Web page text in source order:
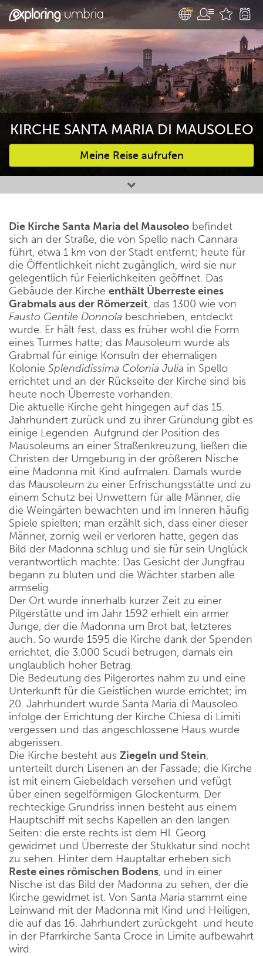
KIRCHE SANTA MARIA DI MAUSOLEO
Meine Reise aufrufen
Bevorzugte Aktivitäten
Die Kirche Santa Maria del Mausoleo befindet
sich an der Straße, die von Spello nach Cannara
führt, etwa 1 km von der Stadt entfernt; heute für
die Öffentlichkeit nicht zugänglich, wird sie nur
gelegentlich für Feierlichkeiten geöffnet. Das
Gebäude der Kirche enthält Überreste eines
Grabmals aus der Römerzeit, das 1300 wie von
Fausto Gentile Donnola beschrieben, entdeckt
wurde. Er hält fest, dass es früher wohl die Form
eines Turmes hatte; das Mausoleum wurde als
Grabmal für einige Konsuln der ehemaligen
Kolonie Splendidissima Colonia Julia in Spello
errichtet und an der Rückseite der Kirche sind bis
heute noch Überreste vorhanden.
Die aktuelle Kirche geht hingegen auf das 15.
Jahrhundert zurück und zu ihrer Gründung gibt es
einige Legenden. Aufgrund der Position des
Mausoleums an einer Straßenkreuzung, ließen die
Christen der Umgebung in der größeren Nische
eine Madonna mit Kind aufmalen. Damals wurde
das Mausoleum zu einer Erfrischungsstätte und zu
einem Schutz bei Unwettern für alle Männer, die
die Weingärten bewachten und im Inneren häufig
Spiele spielten; man erzählt sich, dass einer dieser
Männer, zornig weil er verloren hatte, gegen das
Bild der Madonna schlug und sie für sein Unglück
verantwortlich machte: Das Gesicht der Jungfrau
begann zu bluten und die Wächter starben alle
armselig.
Der Ort wurde innerhalb kurzer Zeit zu einer
Pilgerstätte und im Jahr 1592 erhielt ein armer
Junge, der die Madonna um Brot bat, letzteres
auch. So wurde 1595 die Kirche dank der Spenden
errichtet, die 3.000 Scudi betrugen, damals ein
unglaublich hoher Betrag.
Die Bedeutung des Pilgerortes nahm zu und eine
Unterkunft für die Geistlichen wurde errichtet; im
20. Jahrhundert wurde Santa Maria di Mausoleo
infolge der Errichtung der Kirche Chiesa di Limiti
vergessen und das angeschlossene Haus wurde
abgerissen.
Die Kirche besteht aus Ziegeln und Stein,
unterteilt durch Lisenen an der Fassade; die Kirche
ist mit einem Giebeldach versehen und vefügt
über einen segelförmigen Glockenturm. Der
rechteckige Grundriss innen besteht aus einem
Hauptschiff mit sechs Kapellen an den langen
Seiten: die erste rechts ist dem Hl. Georg
gewidmet und Überreste der Stukkatur sind nocht
zu sehen. Hinter dem Hauptaltar erheben sich
Reste eines römischen Bodens, und in einer
Nische ist das Bild der Madonna zu sehen, der die
Kirche gewidmet ist. Von Santa Maria stammt eine
Leinwand mit der Madonna mit Kind und Heiligen,
die auf das 16. Jahrhundert zurückgeht und heute
in der Pfarrkirche Santa Croce in Limite aufbewahrt
wird.